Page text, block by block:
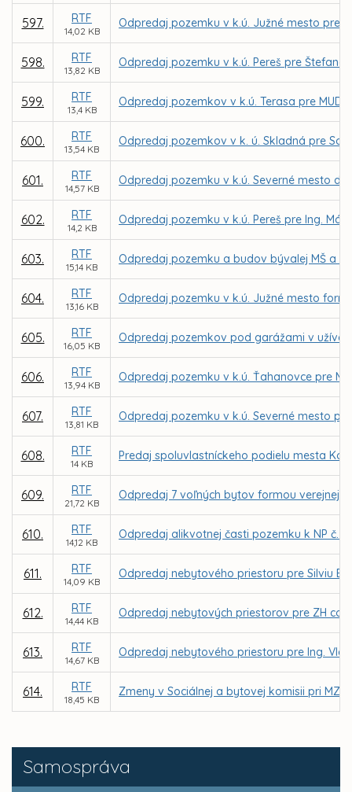
Samospráva
597. RTF
14,02 KB
Odpredaj pozemku v k.ú. Južné mesto pre
598. RTF
13,82 KB
Odpredaj pozemku v k.ú. Pereš pre Štefana
599. RTF
13,4 KB
Odpredaj pozemkov v k.ú. Terasa pre MUDr.
600. RTF
13,54 KB
Odpredaj pozemkov v k. ú. Skladná pre
601. RTF
14,57 KB
Odpredaj pozemku v k.ú. Severné mesto
602. RTF
14,2 KB
Odpredaj pozemku v k.ú. Pereš pre Ing.
603. RTF
15,14 KB
Odpredaj pozemku a budov bývalej MŠ a
604. RTF
13,16 KB
Odpredaj pozemku v k.ú. Južné mesto
605. RTF
16,05 KB
Odpredaj pozemkov pod garážami v
606. RTF
13,94 KB
Odpredaj pozemku v k.ú. Ťahanovce pre
607. RTF
13,81 KB
Odpredaj pozemku v k.ú. Severné mesto
608. RTF
14 KB
Predaj spoluvlastníckeho podielu mesta
609. RTF
21,72 KB
Odpredaj 7 voľných bytov formou verejnej
610. RTF
14,12 KB
Odpredaj alikvotnej časti pozemku k NP č.
611. RTF
14,09 KB
Odpredaj nebytového priestoru pre Silviu
612. RTF
14,44 KB
Odpredaj nebytových priestorov pre ZH
613. RTF
14,67 KB
Odpredaj nebytového priestoru pre Ing.
614. RTF
18,45 KB
Zmeny v Sociálnej a bytovej komisii pri MZ v